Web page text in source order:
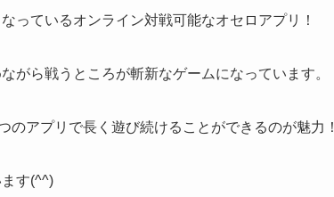
っているオンライン対戦可能なオセロアプリ！
がら戦うところが斬新なゲームになっています。
のアプリで長く遊び続けることができるのが魅力！
す(^^)